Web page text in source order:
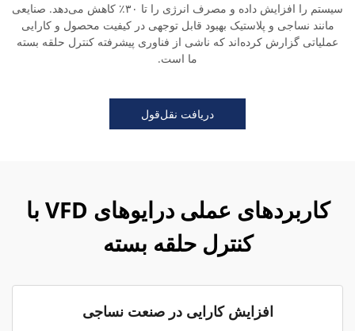
سیستم را افزایش داده و مصرف انرژی را تا ۳۰٪ کاهش می‌دهد. صنایعی
مانند نساجی و پلاستیک بهبود قابل توجهی در کیفیت محصول و کارایی
عملیاتی گزارش کرده‌اند که ناشی از فناوری پیشرفته کنترل حلقه بسته
ما است.
دریافت نقل‌قول
کاربردهای عملی درایوهای VFD با
کنترل حلقه بسته
افزایش کارایی در صنعت نساجی